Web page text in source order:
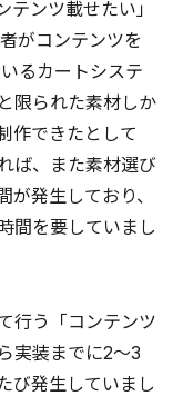
ンツ載せたい」
がコンテンツを
るカートシステ
限られた素材しか
作できたとして
ば、また素材選び
発生しており、
間を要していまし
行う「コンテンツ
実装までに2〜3
び発生していまし